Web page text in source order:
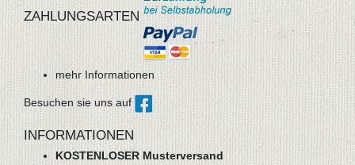
ZAHLUNGSARTEN
mehr Informationen
Besuchen sie uns auf
INFORMATIONEN
KOSTENLOSER Musterversand